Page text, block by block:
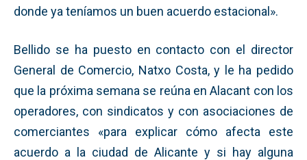
donde ya teníamos un buen acuerdo estacional».
Bellido se ha puesto en contacto con el director
General de Comercio, Natxo Costa, y le ha pedido
que la próxima semana se reúna en Alacant con los
operadores, con sindicatos y con asociaciones de
comerciantes «para explicar cómo afecta este
acuerdo a la ciudad de Alicante y si hay alguna